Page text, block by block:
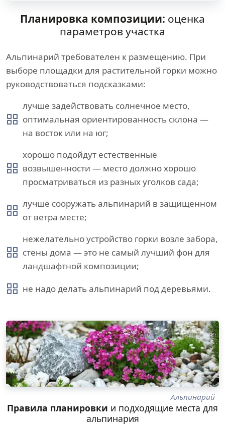
Планировка композиции: оценка
параметров участка
Альпинарий требователен к размещению. При
выборе площадки для растительной горки можно
руководствоваться подсказками:
лучше задействовать солнечное место,
оптимальная ориентированность склона —
на восток или на юг;
хорошо подойдут естественные
возвышенности — место должно хорошо
просматриваться из разных уголков сада;
лучше сооружать альпинарий в защищенном
от ветра месте;
нежелательно устройство горки возле забора,
стены дома — это не самый лучший фон для
ландшафтной композиции;
не надо делать альпинарий под деревьями.
Альпинарий
Правила планировки и подходящие места для
альпинария